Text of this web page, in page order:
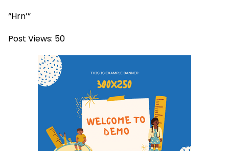
“Hrn’”
Post Views: 50